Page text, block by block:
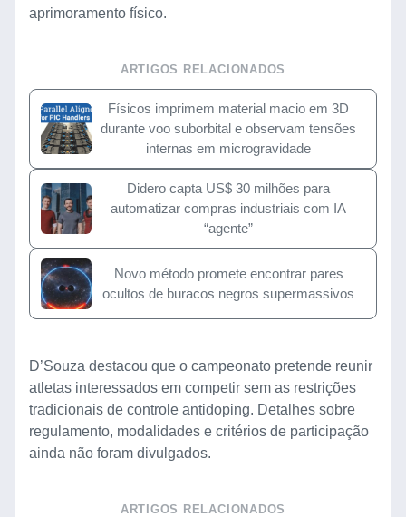
aprimoramento físico.
ARTIGOS RELACIONADOS
Físicos imprimem material macio em 3D
durante voo suborbital e observam tensões
internas em microgravidade
Didero capta US$ 30 milhões para
automatizar compras industriais com IA
“agente”
Novo método promete encontrar pares
ocultos de buracos negros supermassivos
D’Souza destacou que o campeonato pretende reunir
atletas interessados em competir sem as restrições
tradicionais de controle antidoping. Detalhes sobre
regulamento, modalidades e critérios de participação
ainda não foram divulgados.
ARTIGOS RELACIONADOS